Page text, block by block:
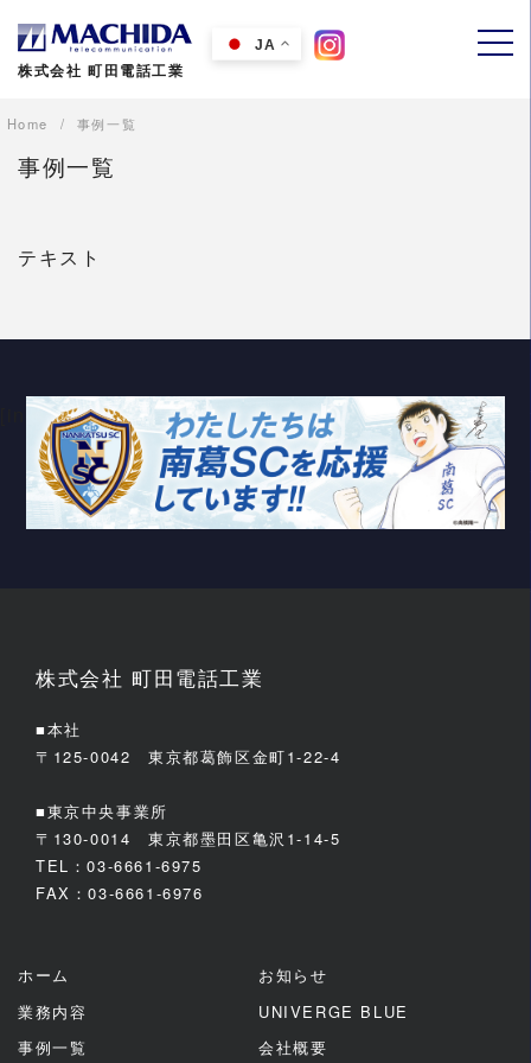
to
content
株式会社 町田電話工業
Home 事例一覧
事例一覧
テキスト
[instagram-feed feed=1]
株式会社 町田電話工業
■本社
〒125-0042 東京都葛飾区金町1-22-4
■東京中央事業所
〒130-0014 東京都墨田区亀沢1-14-5
TEL：03-6661-6975
FAX：03-6661-6976
ホーム
お知らせ
業務内容
UNIVERGE BLUE
事例一覧
会社概要
JA